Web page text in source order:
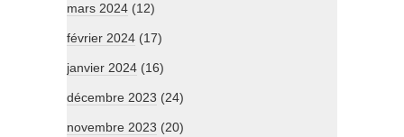
mars 2024 (12)
février 2024 (17)
janvier 2024 (16)
décembre 2023 (24)
novembre 2023 (20)